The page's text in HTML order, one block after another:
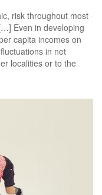
risk throughout most
Even in developing
capita incomes on
in net
localities or to the